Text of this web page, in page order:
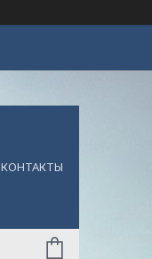
КОНТАКТЫ